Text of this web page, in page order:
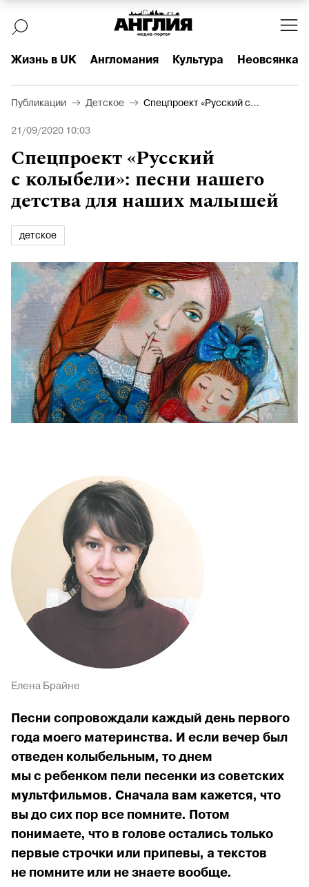
Жизнь в UK Англомания Культура Неовсянка
Публикации Детское
Спецпроект «Русский с
21/09/2020 10:03
Спецпроект «Русский
с колыбели»: песни нашего
детства для наших малышей
детское
Елена Брайне
Песни сопровождали каждый день первого
года моего материнства. И если вечер был
отведен колыбельным, то днем
мы с ребенком пели песенки из советских
мультфильмов. Сначала вам кажется, что
вы до сих пор все помните. Потом
понимаете, что в голове остались только
первые строчки или припевы, а текстов
не помните или не знаете вообще.